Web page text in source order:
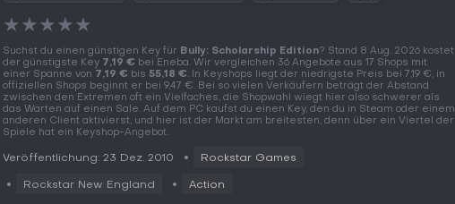
★★★★★
Suchst du einen günstigen Key für Bully: Scholarship Edition? Stand 8 Aug. 2026 kostet
der günstigste Key 7,19 € bei Eneba. Wir vergleichen 36 Angebote aus 17 Shops mit
einer Spanne von 7,19 € bis 55,18 €. In Keyshops liegt der niedrigste Preis bei 7,19 €, in
offiziellen Shops beginnt er bei 9,47 €. Bei so vielen Verkäufern beträgt der Abstand
zwischen den Extremen oft ein Vielfaches, die Shopwahl wiegt hier also schwerer als
das Warten auf einen Sale. Auf dem PC kaufst du einen Key, den du in Steam oder einem
anderen Client aktivierst, und hier ist der Markt am breitesten, denn über ein Viertel der
Spiele hat ein Keyshop-Angebot.
Veröffentlichung: 23 Dez. 2010 Rockstar Games
Rockstar New England Action